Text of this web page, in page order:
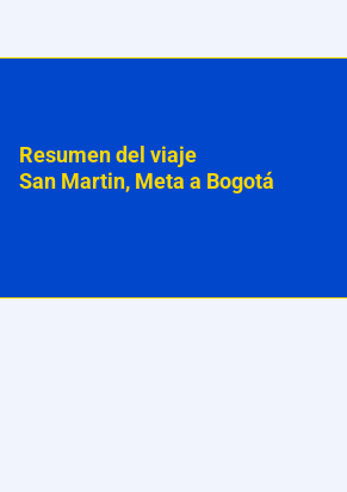
Resumen del viaje
San Martin, Meta a Bogotá